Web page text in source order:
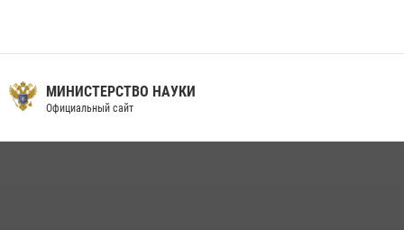
МИНИСТЕРСТВО НАУКИ
Официальный сайт